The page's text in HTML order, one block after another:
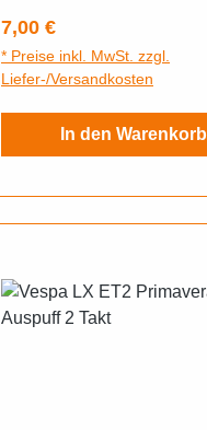
Regulärer Preis:
7,00 €
* Preise inkl. MwSt. zzgl.
Liefer-/Versandkosten
In den Warenkorb